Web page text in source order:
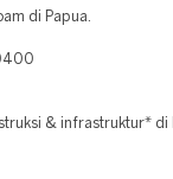
di Papua.
& infrastruktur* di